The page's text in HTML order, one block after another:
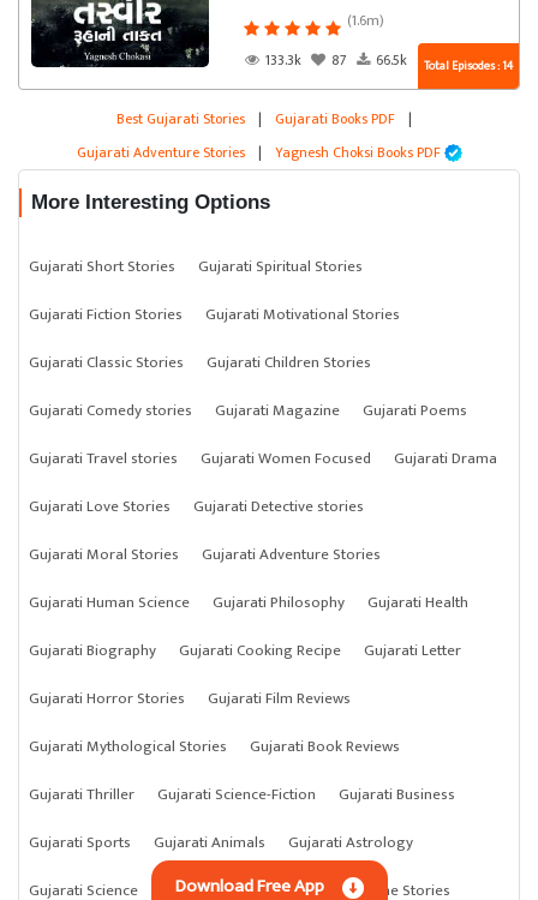
(1.6m)
133.3k
87 66.5k Total Episodes : 14
Best Gujarati Stories | Gujarati Books PDF |
Gujarati Adventure Stories | Yagnesh Choksi Books PDF
More Interesting Options
Gujarati Short Stories
Gujarati Spiritual Stories
Gujarati Fiction Stories
Gujarati Motivational Stories
Gujarati Classic Stories
Gujarati Children Stories
Gujarati Comedy stories
Gujarati Magazine
Gujarati Poems
Gujarati Travel stories
Gujarati Women Focused
Gujarati Drama
Gujarati Love Stories
Gujarati Detective stories
Gujarati Moral Stories
Gujarati Adventure Stories
Gujarati Human Science
Gujarati Philosophy
Gujarati Health
Gujarati Biography
Gujarati Cooking Recipe
Gujarati Letter
Gujarati Horror Stories
Gujarati Film Reviews
Gujarati Mythological Stories
Gujarati Book Reviews
Gujarati Thriller
Gujarati Science-Fiction
Gujarati Business
Gujarati Sports
Gujarati Animals
Gujarati Astrology
Gujarati Science
Gujarati Anything Gujarati Crime Stories
Download Free App